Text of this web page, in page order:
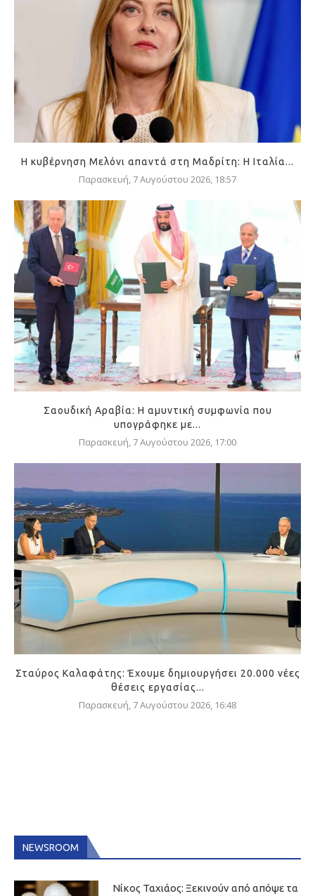
Η κυβέρνηση Μελόνι απαντά στη Μαδρίτη: Η Ιταλία...
Παρασκευή, 7 Αυγούστου 2026, 18:57
Σαουδική Αραβία: Η αμυντική συμφωνία που
υπογράφηκε με...
Παρασκευή, 7 Αυγούστου 2026, 17:00
Σταύρος Καλαφάτης: Έχουμε δημιουργήσει 20.000 νέες
θέσεις εργασίας...
Παρασκευή, 7 Αυγούστου 2026, 16:48
NEWSROOM
Νίκος Ταχιάος: Ξεκινούν από απόψε τα